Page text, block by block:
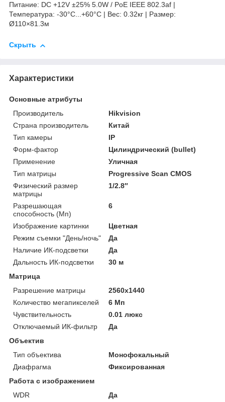
Питание: DC +12V ±25% 5.0W / PoE IEEE 802.3af |
Температура: -30°C...+60°C | Вес: 0.32кг | Размер:
Ø110×81.3м
Скрыть
Характеристики
Основные атрибуты
Производитель
Hikvision
Страна производитель
Китай
Тип камеры
IP
Форм-фактор
Цилиндрический (bullet)
Применение
Уличная
Тип матрицы
Progressive Scan CMOS
Физический размер
матрицы
1/2.8″
Разрешающая
способность (Мп)
6
Изображение картинки
Цветная
Режим съемки "День/ночь"
Да
Наличие ИК-подсветки
Да
Дальность ИК-подсветки
30 м
Матрица
Разрешение матрицы
2560х1440
Количество мегапикселей
6 Мп
Чувствительность
0.01 люкс
Отключаемый ИК-фильтр
Да
Объектив
Тип объектива
Монофокальный
Диафрагма
Фиксированная
Работа с изображением
WDR
Да